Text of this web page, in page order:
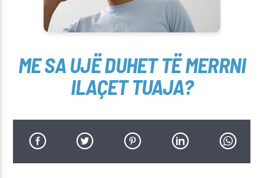
ME SA UJË DUHET TË MERRNI
ILAÇET TUAJA?